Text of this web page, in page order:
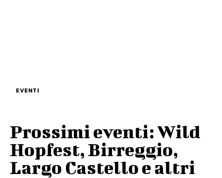
EVENTI
Prossimi eventi: Wild
Hopfest, Birreggio,
Largo Castello e altri